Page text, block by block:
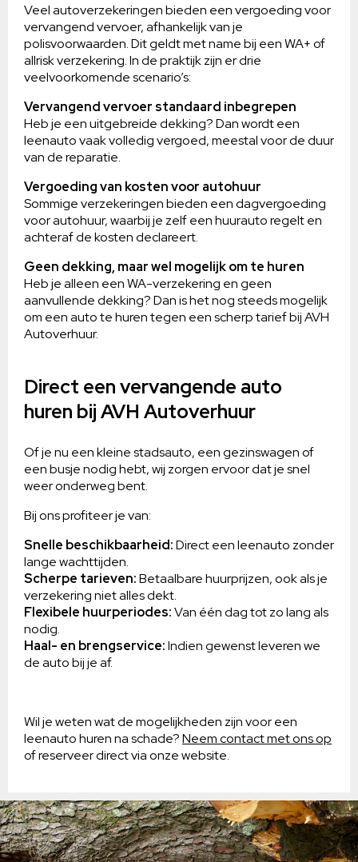
Veel autoverzekeringen bieden een vergoeding voor
vervangend vervoer, afhankelijk van je
polisvoorwaarden. Dit geldt met name bij een WA+ of
allrisk verzekering. In de praktijk zijn er drie
veelvoorkomende scenario’s:
Vervangend vervoer standaard inbegrepen
Heb je een uitgebreide dekking? Dan wordt een
leenauto vaak volledig vergoed, meestal voor de duur
van de reparatie.
Vergoeding van kosten voor autohuur
Sommige verzekeringen bieden een dagvergoeding
voor autohuur, waarbij je zelf een huurauto regelt en
achteraf de kosten declareert.
Geen dekking, maar wel mogelijk om te huren
Heb je alleen een WA-verzekering en geen
aanvullende dekking? Dan is het nog steeds mogelijk
om een auto te huren tegen een scherp tarief bij AVH
Autoverhuur.
Direct een vervangende auto
huren bij AVH Autoverhuur
Of je nu een kleine stadsauto, een gezinswagen of
een busje nodig hebt, wij zorgen ervoor dat je snel
weer onderweg bent.
Bij ons profiteer je van:
Snelle beschikbaarheid:Direct een leenauto zonder
lange wachttijden.
Scherpe tarieven:Betaalbare huurprijzen, ook als je
verzekering niet alles dekt.
Flexibele huurperiodes:Van één dag tot zo lang als
nodig.
Haal- en brengservice:Indien gewenst leveren we
de auto bij je af.
Wil je weten wat de mogelijkheden zijn voor een
leenauto huren na schade?Neem contact met ons op
of reserveer direct via onze website.